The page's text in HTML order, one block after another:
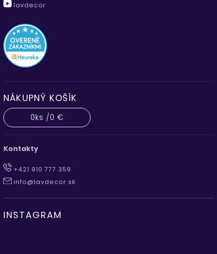
lavdecor
NÁKUPNÝ KOŠÍK
0ks /0 €
Kontakty
+421 910 777 359
info@lavdecor.sk
INSTAGRAM